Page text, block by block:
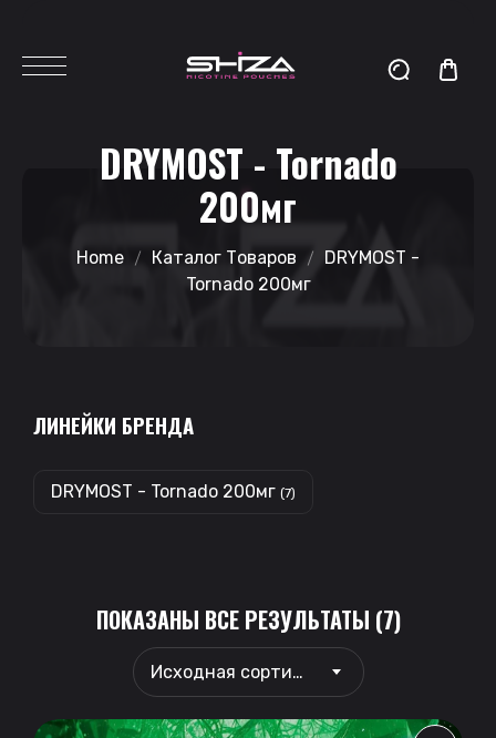
DRYMOST - Tornado
200мг
Home Каталог Товаров
DRYMOST -
Tornado 200мг
ЛИНЕЙКИ БРЕНДА
DRYMOST - Tornado 200мг (7)
ПОКАЗАНЫ ВСЕ РЕЗУЛЬТАТЫ (7)
Исходная сортировка